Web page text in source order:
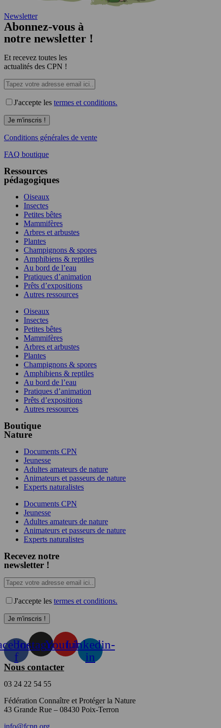
Newsletter
Abonnez-vous à
notre newsletter !
Et recevez toutes les
actualités des CPN !
J'accepte les termes et conditions.
Conditions générales de vente
FAQ boutique
Ressources
pédagogiques
Oiseaux
Insectes
Petites bêtes
Mammifères
Arbres et arbustes
Plantes
Champignons & spores
Amphibiens & reptiles
Au bord de l’eau
Pratiques d’animation
Prêts d’expositions
Autres ressources
Oiseaux
Insectes
Petites bêtes
Mammifères
Arbres et arbustes
Plantes
Champignons & spores
Amphibiens & reptiles
Au bord de l’eau
Pratiques d’animation
Prêts d’expositions
Autres ressources
Boutique
Nature
Documents CPN
Jeunesse
Adultes amateurs de nature
Animateurs et passeurs de nature
Experts naturalistes
Documents CPN
Jeunesse
Adultes amateurs de nature
Animateurs et passeurs de nature
Experts naturalistes
Recevez notre
newsletter !
J'accepte les termes et conditions.
f
InstagramYoutubeLinkedin-
in
Nous contacter
03 24 22 54 55
Fédération Connaître et Protéger la Nature
43 Grande Rue – 08430 Poix-Terron
info@fcpn.org